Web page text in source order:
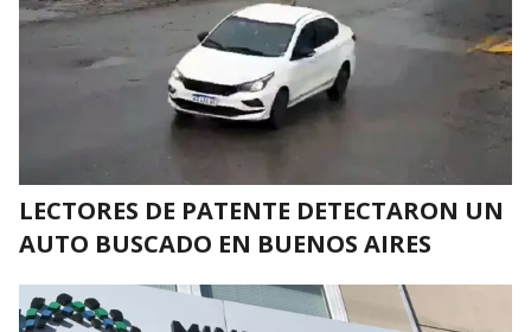
LECTORES DE PATENTE DETECTARON UN
AUTO BUSCADO EN BUENOS AIRES